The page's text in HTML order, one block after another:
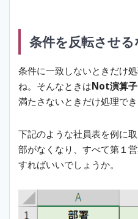
条件を反転させ
条件に一致しないときだけ
ね。そんなときはNot演算子
満たさないときだけ処理でき
下記のような社員表を例に
部がなくなり、すべて第１
すればいいでしょうか。